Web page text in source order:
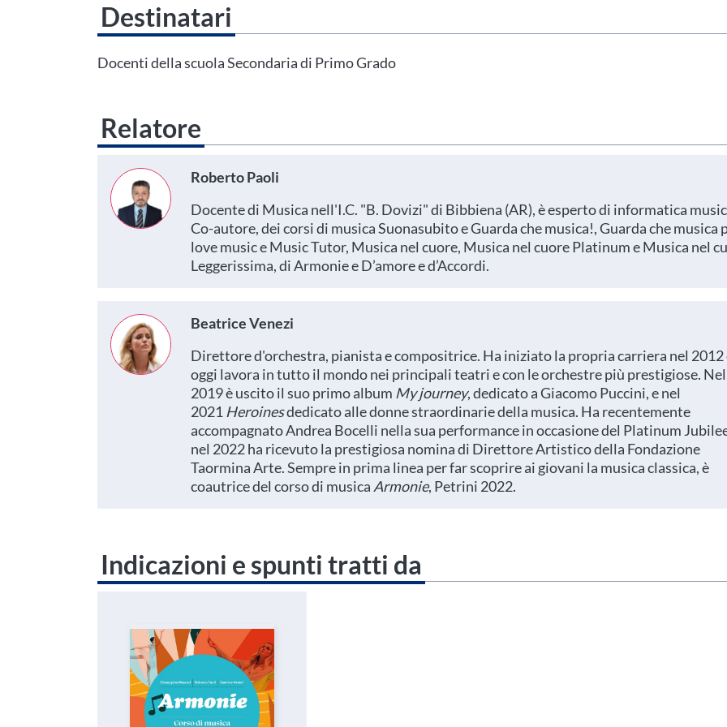
Destinatari
Questo evento non è compatibile con il grado scolastico che hai indicato nel tuo profilo personale
Docenti della scuola Secondaria di Primo Grado
Relatore
Roberto Paoli
Docente di Musica nell'I.C. "B. Dovizi" di Bibbiena (AR), è esperto di informatica
Co-autore, dei corsi di musica Suonasubito e Guarda che musica!, Guarda che musica
love music e Music Tutor, Musica nel cuore, Musica nel cuore Platinum e Musica nel
Leggerissima, di Armonie e D’amore e d’Accordi.
Beatrice Venezi
Direttore d'orchestra, pianista e compositrice. Ha iniziato la propria carriera nel 2012
oggi lavora in tutto il mondo nei principali teatri e con le orchestre più prestigiose. Nel
2019 è uscito il suo primo album My journey, dedicato a Giacomo Puccini, e nel
2021 Heroinesdedicato alle donne straordinarie della musica. Ha recentemente
accompagnato Andrea Bocelli nella sua performance in occasione del Platinum
nel 2022 ha ricevuto la prestigiosa nomina di Direttore Artistico della Fondazione
Taormina Arte. Sempre in prima linea per far scoprire ai giovani la musica classica, è
coautrice del corso di musica Armonie, Petrini 2022.
Indicazioni e spunti tratti da